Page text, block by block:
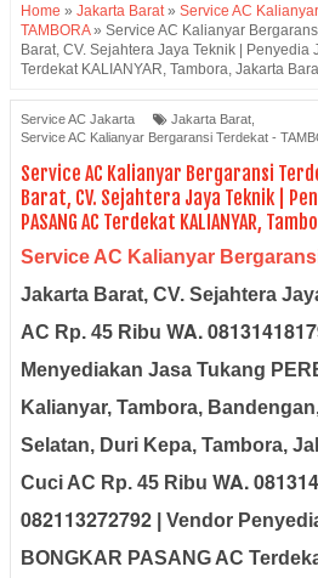
Home » Jakarta Barat » Service AC
TAMBORA» Service AC Kalianyar
Barat, CV. Sejahtera Jaya Teknik | Penyedia
Terdekat KALIANYAR, Tambora, Jakarta
Service AC Jakarta Jakarta Barat
Service AC Kalianyar Bergaransi Terdekat -
Service AC Kalianyar Bergaransi
Barat, CV. Sejahtera Jaya Teknik |
PASANG AC Terdekat KALIANYAR,
Service AC Kalianyar
Jakarta Barat, CV. Sejahtera
AC Rp. 45 Ribu WA.
Menyediakan Jasa Tukang
Kalianyar, Tambora,
Selatan, Duri Kepa, Tambora,
Cuci AC Rp. 45 Ribu WA.
082113272792 | Vendor
BONGKAR PASANG AC